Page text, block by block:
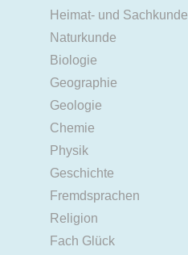
Heimat- und Sachkunde
Naturkunde
Biologie
Geographie
Geologie
Chemie
Physik
Geschichte
Fremdsprachen
Religion
Fach Glück